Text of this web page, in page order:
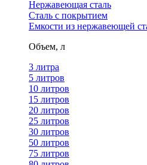
Нержавеющая сталь
Сталь с покрытием
Емкости из нержавеющей
Объем, л
3 литра
5 литров
10 литров
15 литров
20 литров
25 литров
30 литров
50 литров
75 литров